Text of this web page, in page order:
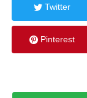
Twitter
Pinterest